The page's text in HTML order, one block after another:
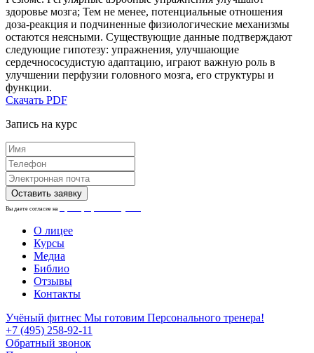
здоровье мозга; Тем не менее, потенциальные отношения
доза-реакция и подчиненные физиологические механизмы
остаются неясными. Существующие данные подтверждают
следующие гипотезу: упражнения, улучшающие
сердечнососудистую адаптацию, играют важную роль в
улучшении перфузии головного мозга, его структуры и
функции.
Скачать PDF
Запись на курс
Вы даете согласие на
О лицее
Курсы
Медиа
Библио
Отзывы
Контакты
Учёный фитнес Мы готовим Персонального тренера!
+7 (495) 258-92-11
Обратный звонок